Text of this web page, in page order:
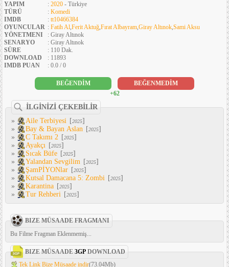
YAPIM : 2020 - Türkiye
TÜRÜ
: Komedi
IMDB
: tt10466384
OYUNCULAR : Fatih Al,Ferit Aktuğ,Fırat Albayram,Giray Altınok,Sami Aksu
YÖNETMENI
: Giray Altınok
SENARYO
: Giray Altınok
SÜRE
: 110 Dak.
DOWNLOAD
: 11893
IMDB PUAN
: 0.0 / 0
BEĞENDİM
BEĞENMEDİM
+62
İLGİNİZİ ÇEKEBİLİR
»
Aile Terbiyesi [2025]
»
Bay & Bayan Aslan [2025]
»
C Takımı 2 [2025]
»
Ayakçı [2025]
»
Sıcak Büfe [2025]
»
Yalandan Sevgilim [2025]
»
ŞamPİYONlar [2025]
»
Kutsal Damacana 5: Zombi [2025]
»
Karantina [2025]
»
Tur Rehberi [2025]
BIZE MÜSAADE FRAGMANI
Bu Filme Fragman Eklenmemiş...
BIZE MÜSAADE 3GP DOWNLOAD
Tek Link Bize Müsaade indir(73.04Mb)